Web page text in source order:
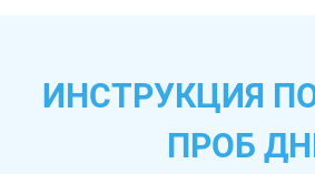
ИНСТРУКЦИЯ
ПРОБ